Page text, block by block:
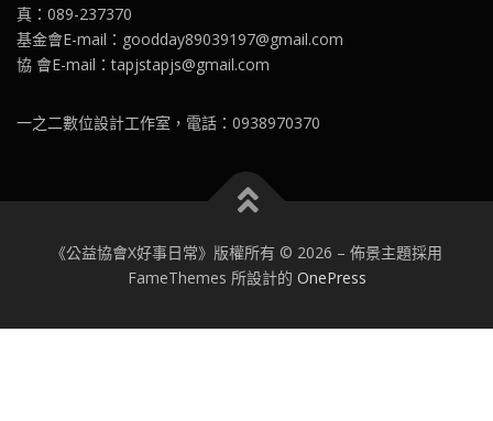
真：089-237370
基金會E-mail：goodday89039197@gmail.com
協 會E-mail：tapjstapjs@gmail.com
一之二數位設計工作室，電話：0938970370
《公益協會X好事日常》版權所有 © 2026 – 佈景主題採用
FameThemes 所設計的 OnePress